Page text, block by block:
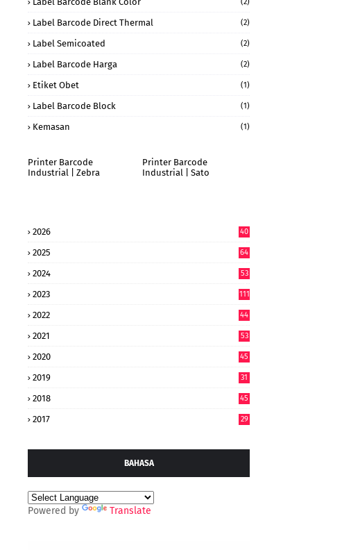
Label Barcode Direct Thermal (2)
Label Semicoated (2)
Label Barcode Harga (2)
Etiket Obet (1)
Label Barcode Block (1)
Kemasan (1)
Printer Barcode
Industrial | Zebra
Printer Barcode
Industrial | Sato
2026
40
2025
64
2024
53
2023 111
2022
44
2021 53
2020 45
2019 31
2018 45
2017 29
BAHASA
Powered by Translate